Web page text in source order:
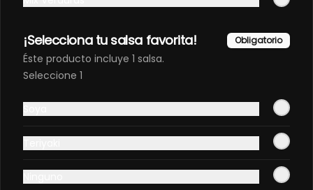
Redes sociales
Instagram
¡Selecciona tu salsa favorita! Obligatorio
Éste producto incluye 1 salsa.
Seleccione 1